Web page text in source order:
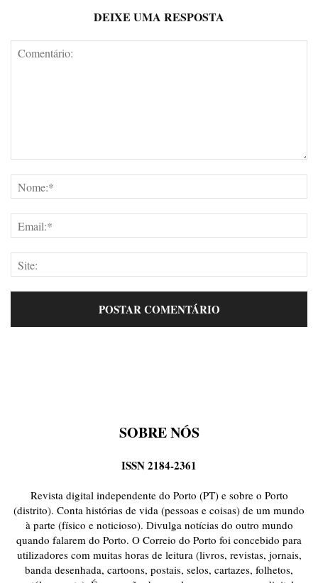
DEIXE UMA RESPOSTA
SOBRE NÓS
ISSN 2184-2361
Revista digital independente do Porto (PT) e sobre o Porto
(distrito). Conta histórias de vida (pessoas e coisas) de um mundo
à parte (físico e noticioso). Divulga notícias do outro mundo
quando falarem do Porto. O Correio do Porto foi concebido para
utilizadores com muitas horas de leitura (livros, revistas, jornais,
banda desenhada, cartoons, postais, selos, cartazes, folhetos,